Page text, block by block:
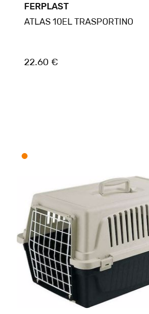
FERPLAST
ATLAS 10EL TRASPORTINO
22.60 €